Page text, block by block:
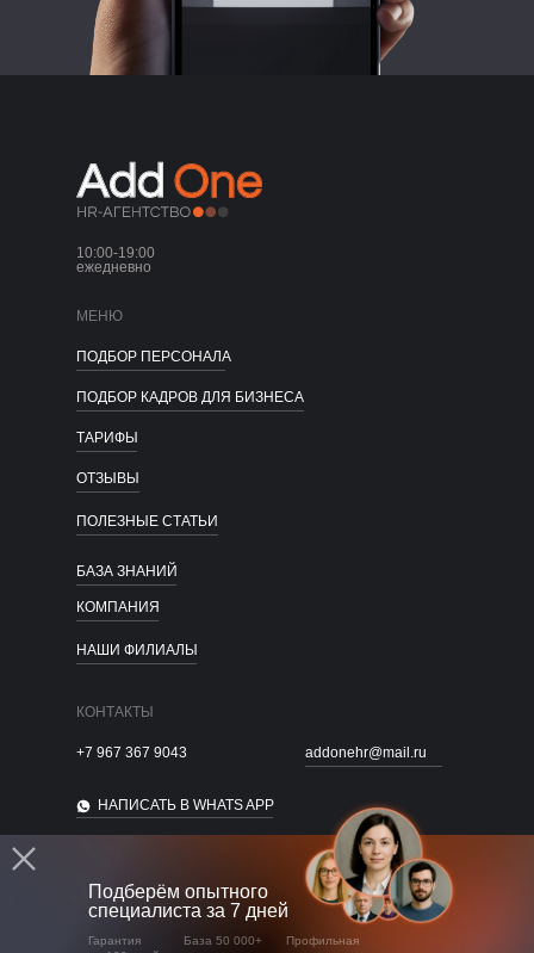
Профильная
База 50 000+
Гарантия
Подберём опытного
специалиста за 7 дней
Политика конфиденциальности
Договор оферты
ПОДБОР ПЕРСОНАЛА
ПОЛЕЗНЫЕ СТАТЬИ
ОТЗЫВЫ
ТАРИФЫ
10:00-19:00
ежедневно
МЕНЮ
+7 967 367 9043 addonehr@mail.ru
НАПИСАТЬ В WHATS APP
КОНТАКТЫ
БАЗА ЗНАНИЙ
ПОДБОР КАДРОВ ДЛЯ БИЗНЕСА
КОМПАНИЯ
НАШИ ФИЛИАЛЫ